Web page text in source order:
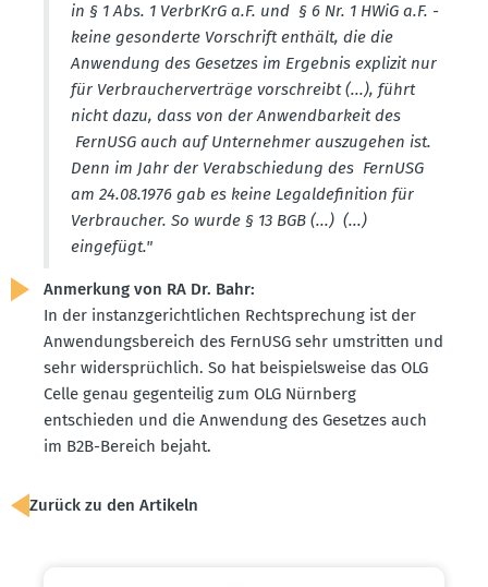
in § 1 Abs. 1 VerbrKrG a.F. und § 6 Nr. 1 HWiG a.F. -
keine geson­derte Vorschrift enthält, die die
Anwendung des Gesetzes im Ergebnis explizit nur
für Verbrau­cher­ver­träge vorschreibt (...), führt
nicht dazu, dass von der Anwend­barkeit des
FernUSG auch auf Unter­nehmer auszu­gehen ist.
Denn im Jahr der Verab­schiedung des FernUSG
am 24.08.1976 gab es keine Legal­de­fi­nition für
Verbraucher. So wurde § 13 BGB (...) (...)
eingefügt."
Anmerkung von RA Dr. Bahr:
In der instanz­ge­richt­lichen Recht­spre­chung ist der
Anwen­dungs­be­reich des FernUSG sehr umstritten und
sehr wider­sprüchlich. So hat beispiels­weise das OLG
Celle genau gegen­teilig zum OLG Nürnberg
entschieden und die Anwendung des Gesetzes auch
im B2B-Bereich bejaht.
Zurück zu den Artikeln